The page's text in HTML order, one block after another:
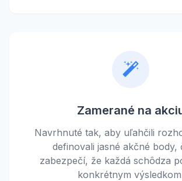
Zamerané na
Navrhnuté tak, aby uľahčili
definovali jasné akčné body,
zabezpečí, že každá schôdza
konkrétnym